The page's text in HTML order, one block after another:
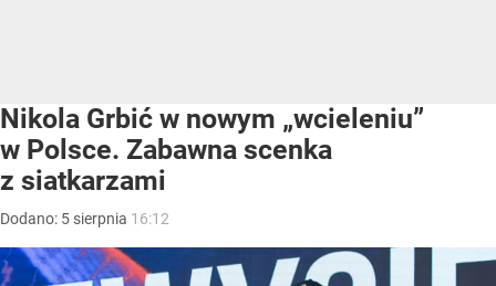
Nikola Grbić w nowym „wcieleniu”
w Polsce. Zabawna scenka
z siatkarzami
Dodano: 5 sierpnia 16:12